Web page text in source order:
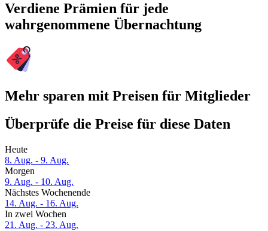
Verdiene Prämien für jede
wahrgenommene Übernachtung
Mehr sparen mit Preisen für Mitglieder
Überprüfe die Preise für diese Daten
Heute
8. Aug. - 9. Aug.
Morgen
9. Aug. - 10. Aug.
Nächstes Wochenende
14. Aug. - 16. Aug.
In zwei Wochen
21. Aug. - 23. Aug.